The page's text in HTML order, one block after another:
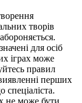
творів
для осіб
іграх може
правил
перших
спеціаліста.
не може бути